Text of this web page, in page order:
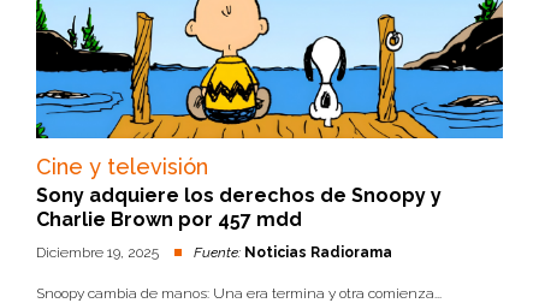
Cine y televisión
Sony adquiere los derechos de Snoopy y
Charlie Brown por 457 mdd
Diciembre 19, 2025 Fuente: Noticias Radiorama
Snoopy cambia de manos: Una era termina y otra comienza...